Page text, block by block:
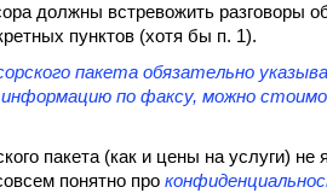
должны встревожить разговоры
пунктов (хотя бы п. 1).
пакета обязательно
по факсу, можно
пакета (как и цены на услуги)
понятно про